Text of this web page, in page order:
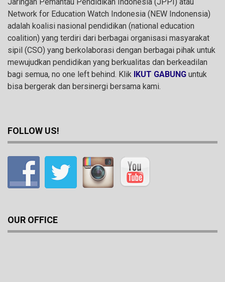
Jaringan Pemantau Pendidikan Indonesia (JPPI) atau
Network for Education Watch Indonesia (NEW Indonensia)
adalah koalisi nasional pendidikan (national education
coalition) yang terdiri dari berbagai organisasi masyarakat
sipil (CSO) yang berkolaborasi dengan berbagai pihak untuk
mewujudkan pendidikan yang berkualitas dan berkeadilan
bagi semua, no one left behind. Klik IKUT GABUNG untuk
bisa bergerak dan bersinergi bersama kami.
FOLLOW US!
OUR OFFICE